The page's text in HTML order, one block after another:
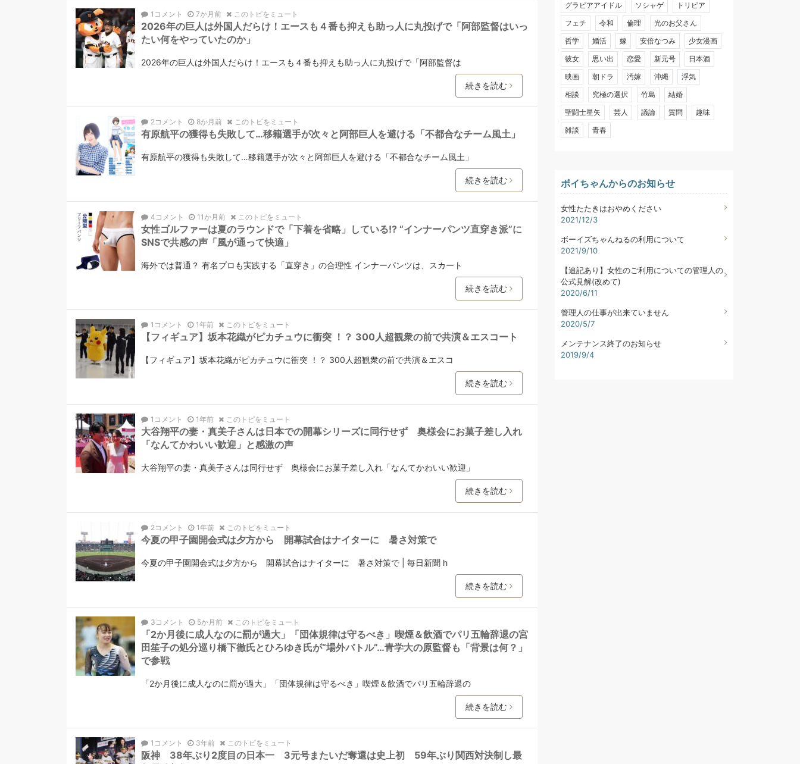
1コメント 7か月前 このトピをミュート
2026年の巨人は外国人だらけ！エースも４番も抑えも助っ人に丸投げで「阿部監督はいっ
たい何をやっていたのか」
2026年の巨人は外国人だらけ！エースも４番も抑えも助っ人に丸投げで「阿部監督は
続きを読む
2コメント 8か月前 このトピをミュート
有原航平の獲得も失敗して…移籍選手が次々と阿部巨人を避ける「不都合なチーム風土」
有原航平の獲得も失敗して…移籍選手が次々と阿部巨人を避ける「不都合なチーム風土」
続きを読む
4コメント 11か月前 このトピをミュート
女性ゴルファーは夏のラウンドで「下着を省略」している!? “インナーパンツ直穿き派”に
SNSで共感の声「風が通って快適」
海外では普通？ 有名プロも実践する「直穿き」の合理性 インナーパンツは、スカート
続きを読む
1コメント 1年前 このトピをミュート
【フィギュア】坂本花織がピカチュウに衝突 ！？ 300人超観衆の前で共演＆エスコート
【フィギュア】坂本花織がピカチュウに衝突 ！？ 300人超観衆の前で共演＆エスコ
続きを読む
1コメント 1年前 このトピをミュート
大谷翔平の妻・真美子さんは日本での開幕シリーズに同行せず 奥様会にお菓子差し入れ
「なんてかわいい歓迎」と感激の声
大谷翔平の妻・真美子さんは同行せず 奥様会にお菓子差し入れ「なんてかわいい歓迎」
続きを読む
2コメント 1年前 このトピをミュート
今夏の甲子園開会式は夕方から 開幕試合はナイターに 暑さ対策で
今夏の甲子園開会式は夕方から 開幕試合はナイターに 暑さ対策で | 毎日新聞 h
続きを読む
3コメント 5か月前 このトピをミュート
「2か月後に成人なのに罰が過大」「団体規律は守るべき」喫煙＆飲酒でパリ五輪辞退の宮
田笙子の処分巡り橋下徹氏とひろゆき氏が“場外バトル”…青学大の原監督も「背景は何？」
で参戦
「2か月後に成人なのに罰が過大」「団体規律は守るべき」喫煙＆飲酒でパリ五輪辞退の
続きを読む
1コメント 3年前 このトピをミュート
阪神 38年ぶり2度目の日本一 3元号またいだ奪還は史上初 59年ぶり関西対決制し最
グラビアアイドル
ソシャゲ
トリビア
フェチ
令和 倫理
光のお父さん
哲学
婚活 嫁 安倍なつみ
少女漫画
彼女
思い出 恋愛 新元号
日本酒
映画
朝ドラ 汚嫁 沖縄
浮気
相談
究極の選択 竹島
結婚
聖闘士星矢
芸人 議論 質問
趣味
雑談
青春
ボイちゃんからのお知らせ
女性たたきはおやめください
2021/12/3
ボーイズちゃんねるの利用について
2021/9/10
【追記あり】女性のご利用についての管理人の
公式見解(改めて)
2020/6/11
管理人の仕事が出来ていません
2020/5/7
メンテナンス終了のお知らせ
2019/9/4